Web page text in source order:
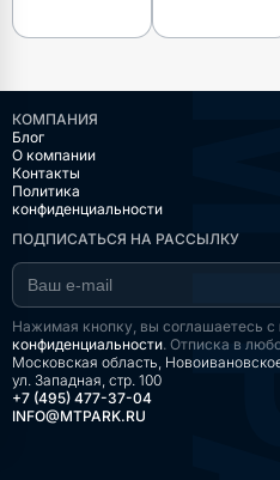
КОМПАНИЯ
Блог
О компании
Контакты
Политика
конфиденциальности
ПОДПИСАТЬСЯ НА РАССЫЛКУ
Нажимая кнопку, вы соглашаетесь с
конфиденциальности. Отписка в
Московская область,
ул. Западная, стр. 100
+7 (495) 477-37-04
INFO@MTPARK.RU